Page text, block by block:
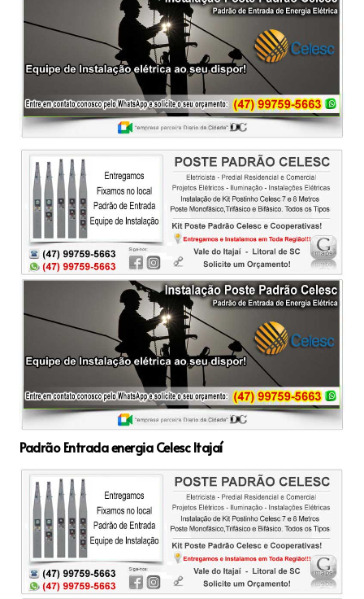
Padrão Entrada energia Celesc Itajaí